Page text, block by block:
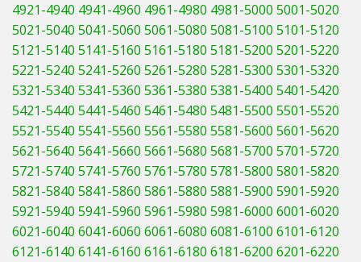
4921-4940 4941-4960 4961-4980 4981-5000 5001-5020
5021-5040 5041-5060 5061-5080 5081-5100 5101-5120
5121-5140 5141-5160 5161-5180 5181-5200 5201-5220
5221-5240 5241-5260 5261-5280 5281-5300 5301-5320
5321-5340 5341-5360 5361-5380 5381-5400 5401-5420
5421-5440 5441-5460 5461-5480 5481-5500 5501-5520
5521-5540 5541-5560 5561-5580 5581-5600 5601-5620
5621-5640 5641-5660 5661-5680 5681-5700 5701-5720
5721-5740 5741-5760 5761-5780 5781-5800 5801-5820
5821-5840 5841-5860 5861-5880 5881-5900 5901-5920
5921-5940 5941-5960 5961-5980 5981-6000 6001-6020
6021-6040 6041-6060 6061-6080 6081-6100 6101-6120
6121-6140 6141-6160 6161-6180 6181-6200 6201-6220